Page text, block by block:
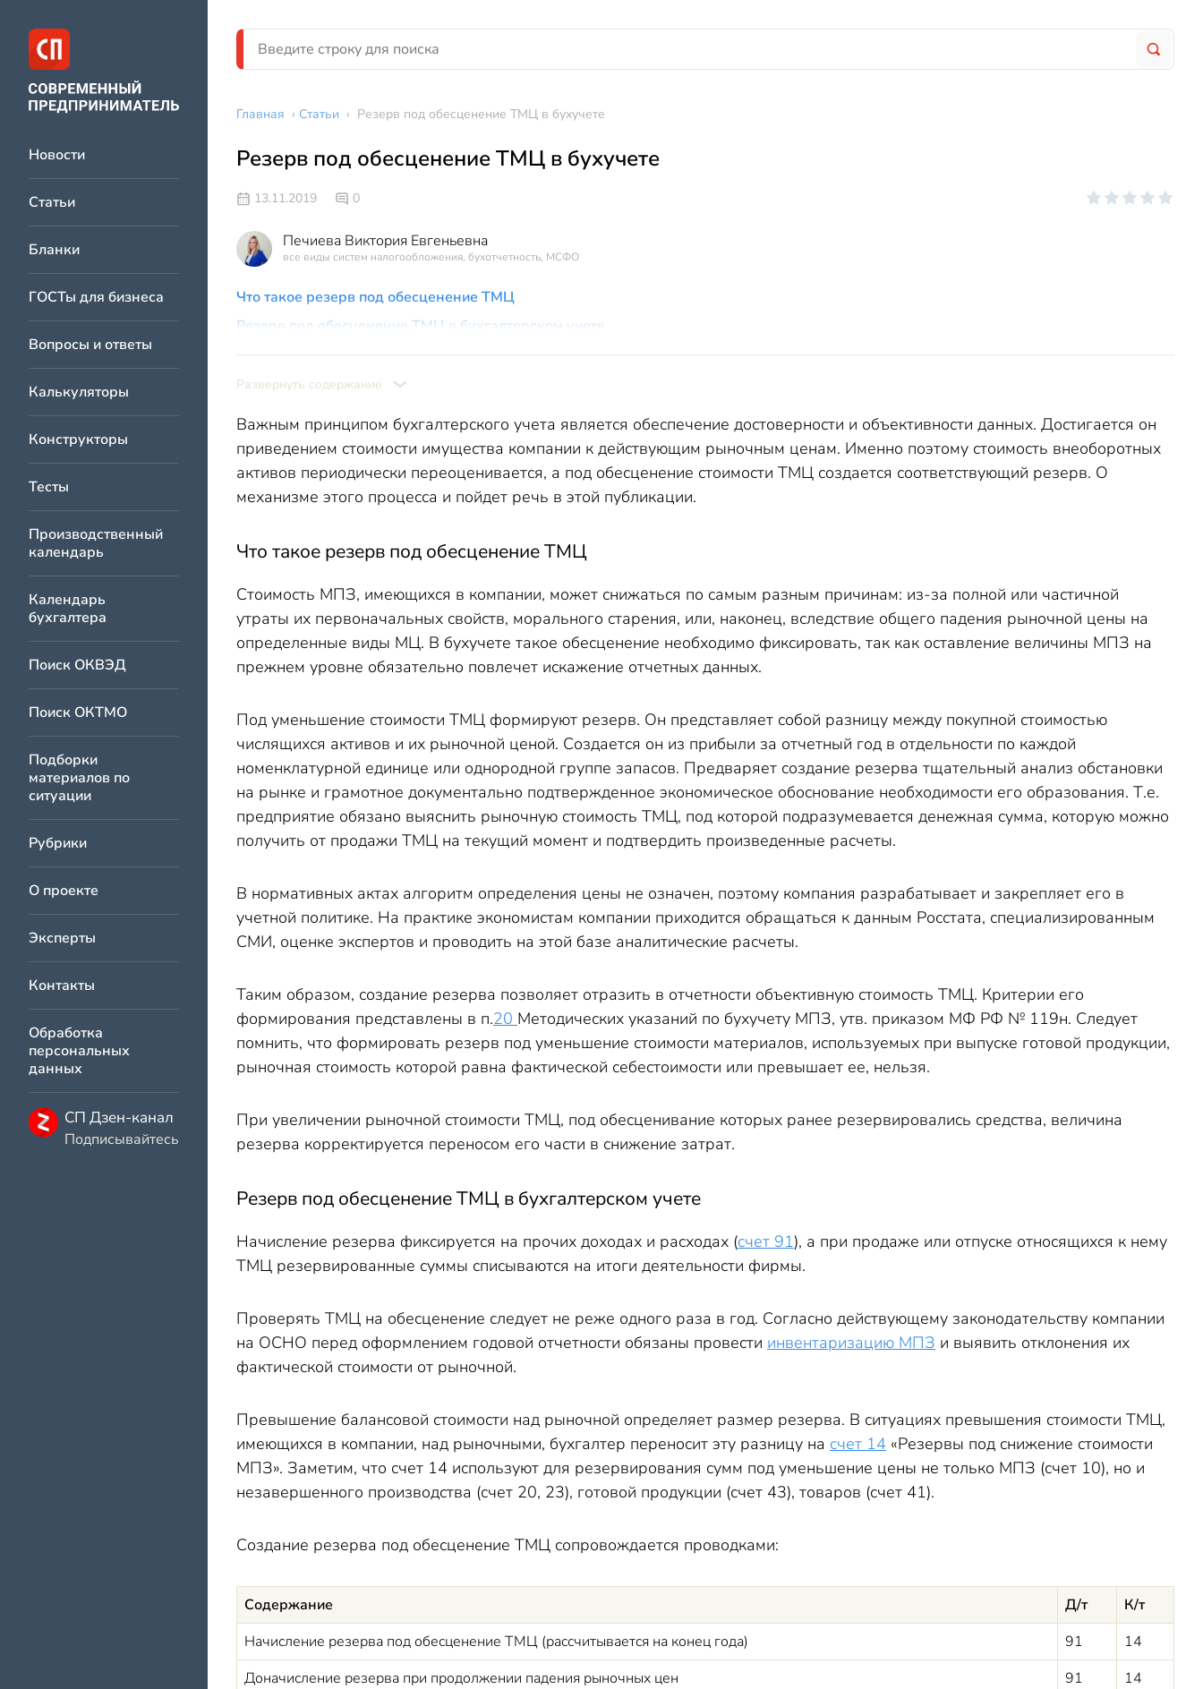
Новости
Статьи
Бланки
ГОСТы для бизнеса
Вопросы и ответы
Калькуляторы
Конструкторы
Тесты
Производственный
календарь
Календарь
бухгалтера
Поиск ОКВЭД
Поиск ОКТМО
Подборки
материалов по
ситуации
Рубрики
О проекте
Эксперты
Контакты
Обработка
персональных
данных
СП Дзен-канал
Подписывайтесь
Главная › Статьи › Резерв под обесценение ТМЦ в бухучете
Резерв под обесценение ТМЦ в бухучете
13.11.2019 0
Печиева Виктория Евгеньевна
все виды систем налогообложения, бухотчетность, МСФО
Что такое резерв под обесценение ТМЦ
Резерв под обесценение ТМЦ в бухгалтерском учете
Резерв под обесценение ТМЦ в налоговом учете
Пример
Развернуть содержание
Важным принципом бухгалтерского учета является обеспечение достоверности и объективности данных. Достигается он
приведением стоимости имущества компании к действующим рыночным ценам. Именно поэтому стоимость внеоборотных
активов периодически переоценивается, а под обесценение стоимости ТМЦ создается соответствующий резерв. О
механизме этого процесса и пойдет речь в этой публикации.
Что такое резерв под обесценение ТМЦ
Стоимость МПЗ, имеющихся в компании, может снижаться по самым разным причинам: из-за полной или частичной
утраты их первоначальных свойств, морального старения, или, наконец, вследствие общего падения рыночной цены на
определенные виды МЦ. В бухучете такое обесценение необходимо фиксировать, так как оставление величины МПЗ на
прежнем уровне обязательно повлечет искажение отчетных данных.
Под уменьшение стоимости ТМЦ формируют резерв. Он представляет собой разницу между покупной стоимостью
числящихся активов и их рыночной ценой. Создается он из прибыли за отчетный год в отдельности по каждой
номенклатурной единице или однородной группе запасов. Предваряет создание резерва тщательный анализ обстановки
на рынке и грамотное документально подтвержденное экономическое обоснование необходимости его образования. Т.е.
предприятие обязано выяснить рыночную стоимость ТМЦ, под которой подразумевается денежная сумма, которую можно
получить от продажи ТМЦ на текущий момент и подтвердить произведенные расчеты.
В нормативных актах алгоритм определения цены не означен, поэтому компания разрабатывает и закрепляет его в
учетной политике. На практике экономистам компании приходится обращаться к данным Росстата, специализированным
СМИ, оценке экспертов и проводить на этой базе аналитические расчеты.
Таким образом, создание резерва позволяет отразить в отчетности объективную стоимость ТМЦ. Критерии его
формирования представлены в п.20 Методических указаний по бухучету МПЗ, утв. приказом МФ РФ № 119н. Следует
помнить, что формировать резерв под уменьшение стоимости материалов, используемых при выпуске готовой продукции,
рыночная стоимость которой равна фактической себестоимости или превышает ее, нельзя.
При увеличении рыночной стоимости ТМЦ, под обесценивание которых ранее резервировались средства, величина
резерва корректируется переносом его части в снижение затрат.
Резерв под обесценение ТМЦ в бухгалтерском учете
Начисление резерва фиксируется на прочих доходах и расходах (счет 91), а при продаже или отпуске относящихся к нему
ТМЦ резервированные суммы списываются на итоги деятельности фирмы.
Проверять ТМЦ на обесценение следует не реже одного раза в год. Согласно действующему законодательству компании
на ОСНО перед оформлением годовой отчетности обязаны провести инвентаризацию МПЗ и выявить отклонения их
фактической стоимости от рыночной.
Превышение балансовой стоимости над рыночной определяет размер резерва. В ситуациях превышения стоимости ТМЦ,
имеющихся в компании, над рыночными, бухгалтер переносит эту разницу на счет 14 «Резервы под снижение стоимости
МПЗ». Заметим, что счет 14 используют для резервирования сумм под уменьшение цены не только МПЗ (счет 10), но и
незавершенного производства (счет 20, 23), готовой продукции (счет 43), товаров (счет 41).
Создание резерва под обесценение ТМЦ сопровождается проводками:
Содержание Д/т
К/т
Начисление резерва под обесценение ТМЦ (рассчитывается на конец года)
91
14
Доначисление резерва при продолжении падения рыночных цен
91
14